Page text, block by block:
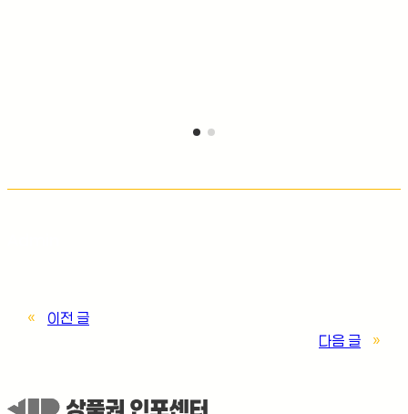
«
이전 글
다음 글
»